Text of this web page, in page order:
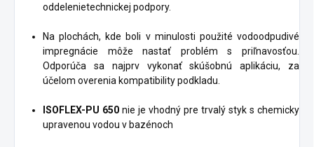
oddelenietechnickej podpory.
Na plochách, kde boli v minulosti použité vodoodpudivé
impregnácie môže nastať problém s priľnavosťou.
Odporúča sa najprv vykonať skúšobnú aplikáciu, za
účelom overenia kompatibility podkladu.
ISOFLEX-PU 650 nie je vhodný pre trvalý styk s chemicky
upravenou vodou v bazénoch